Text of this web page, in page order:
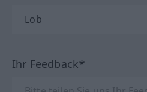
Ihr Feedback*